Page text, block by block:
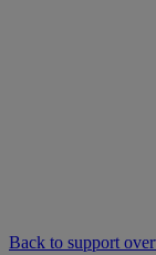
Back to support